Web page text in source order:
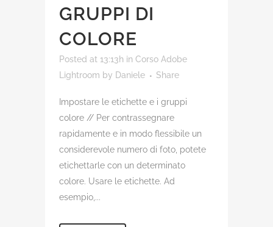
GRUPPI DI
COLORE
Posted at 13:13h in Corso Adobe
Lightroom by Daniele Share
Impostare le etichette e i gruppi
colore // Per contrassegnare
rapidamente e in modo flessibile un
considerevole numero di foto, potete
etichettarle con un determinato
colore. Usare le etichette. Ad
esempio,...